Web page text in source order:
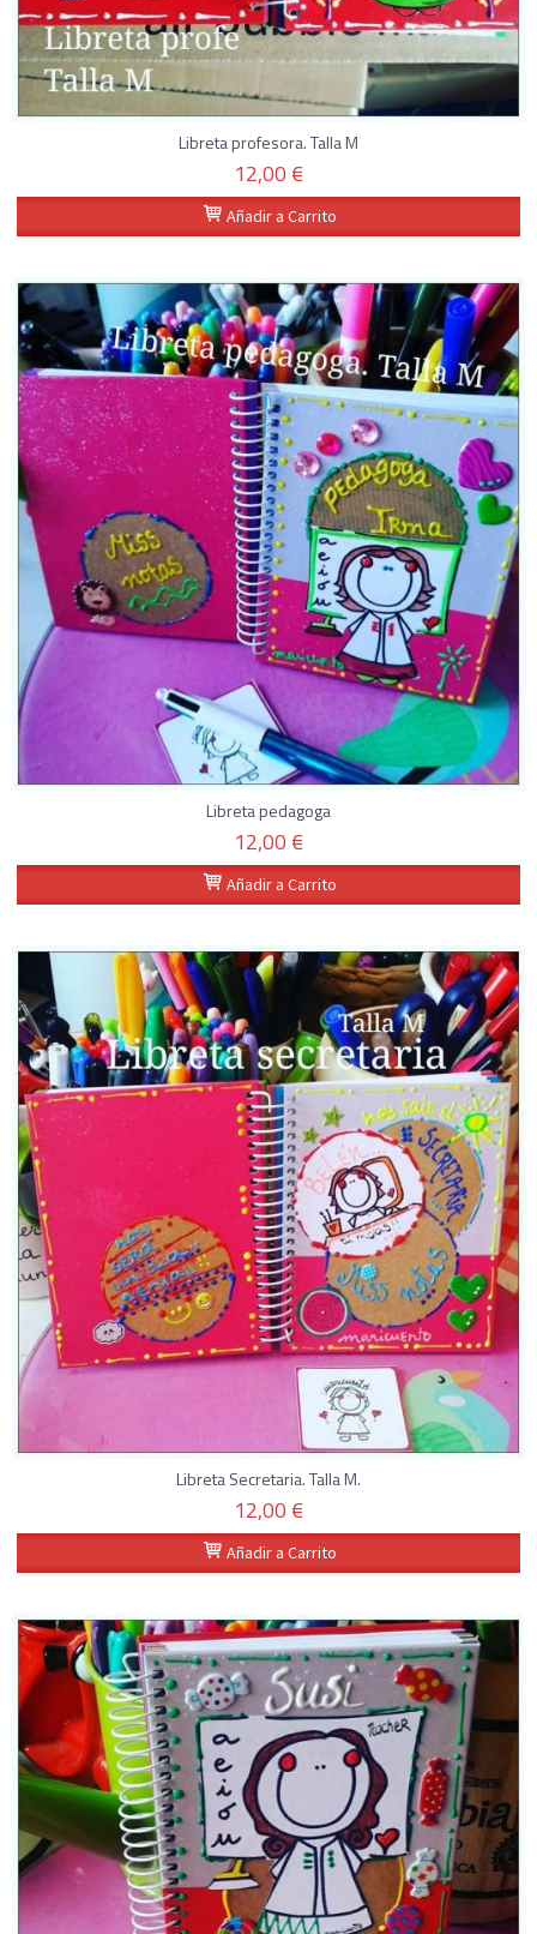
Libreta profesora. Talla M
12,00 €
Añadir a Carrito
Libreta pedagoga
12,00 €
Añadir a Carrito
Libreta Secretaria. Talla M.
12,00 €
Añadir a Carrito